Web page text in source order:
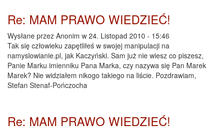
Re: MAM PRAWO WIEDZIEĆ!
Wysłane przez Anonim w 24. Listopad 2010 - 15:46
Tak się człowieku zapętliłeś w swojej manipulacji na
namyslowianie.pl, jak Kaczyński. Sam już nie wiesz co piszesz,
Panie Marku imienniku Pana Marka, czy nazywa się Pan Marek
Marek? Nie widziałem nikogo takiego na liście. Pozdrawiam,
Stefan Stenaf-Pończocha
Re: MAM PRAWO WIEDZIEĆ!